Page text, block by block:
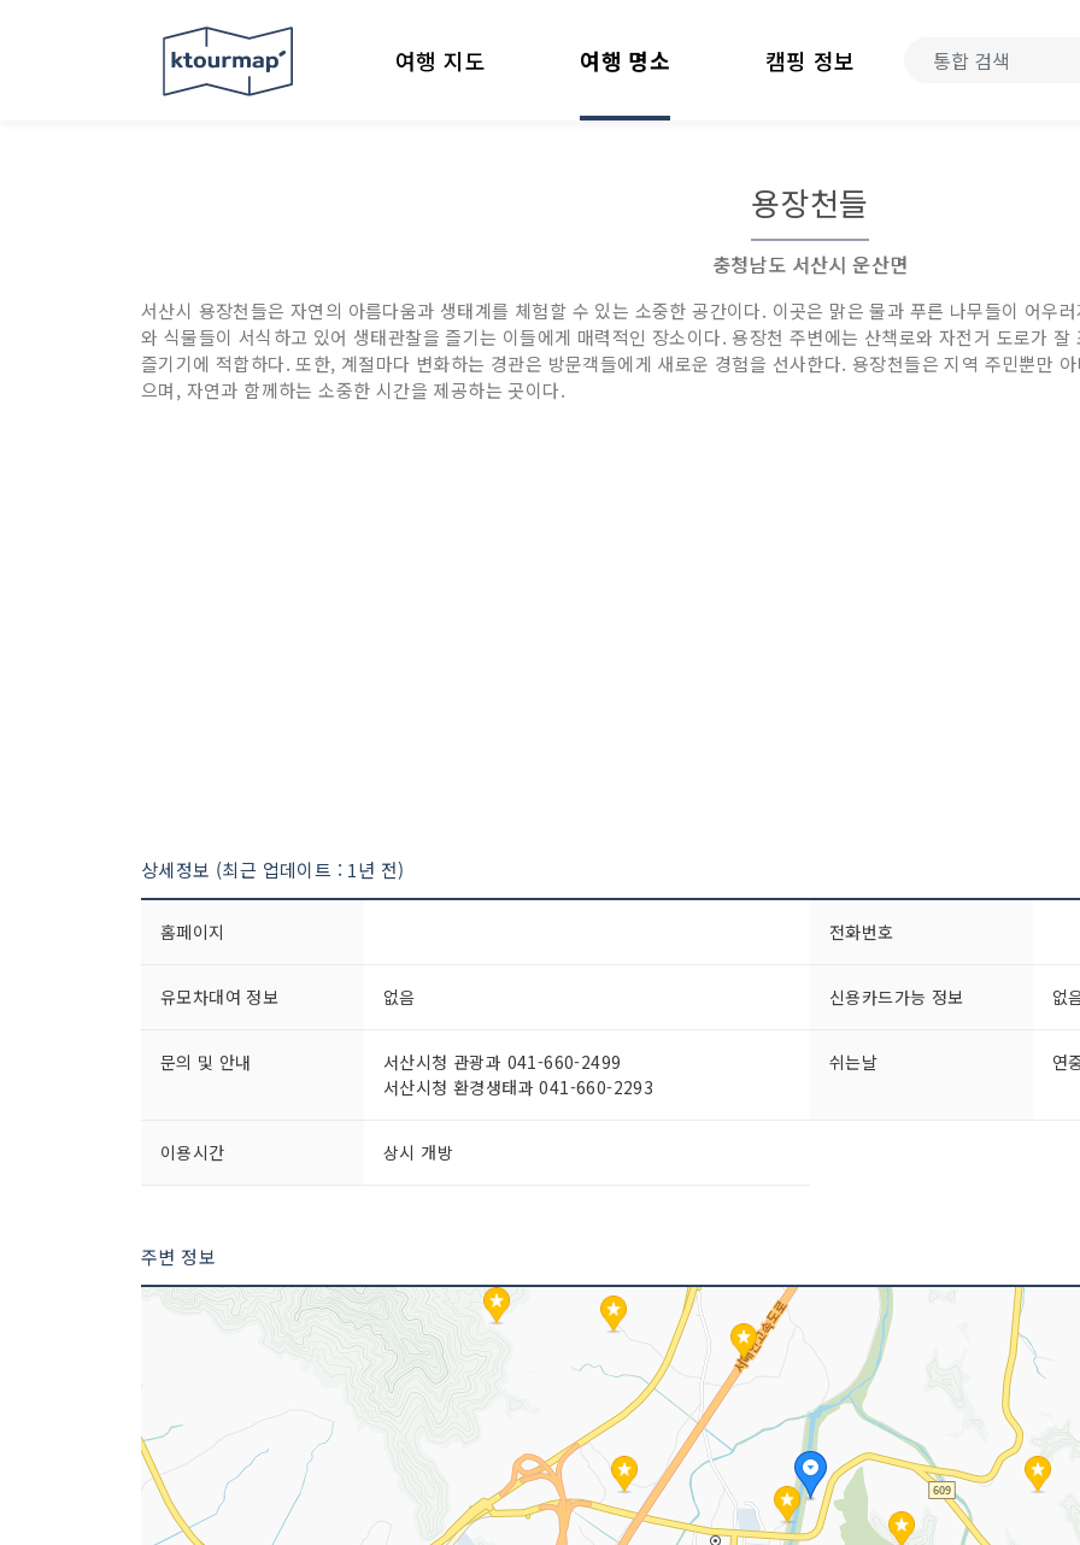
여행 지도 여행 명소 캠핑 정보
용장천들
충청남도 서산시 운산면
서산시 용장천들은 자연의 아름다움과 생태계를 체험할 수 있는 소중한 공간이다. 이곳은 맑은 물과 푸른 나무들이 어우
와 식물들이 서식하고 있어 생태관찰을 즐기는 이들에게 매력적인 장소이다. 용장천 주변에는 산책로와 자전거 도로가
즐기기에 적합하다. 또한, 계절마다 변화하는 경관은 방문객들에게 새로운 경험을 선사한다. 용장천들은 지역 주민뿐만
으며, 자연과 함께하는 소중한 시간을 제공하는 곳이다.
상세정보 (최근 업데이트 : 1년 전)
홈페이지 전화번호
유모차대여 정보 없음 신용카드가능 정보 없
문의 및 안내
서산시청 관광과 041-660-2499
서산시청 환경생태과 041-660-2293
쉬는날 연
이용시간 상시 개방
주변 정보